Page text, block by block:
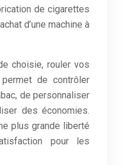
de cigarettes
d’une machine à
choisie, rouler vos
de contrôler
de personnaliser
des économies.
plus grande liberté
pour les